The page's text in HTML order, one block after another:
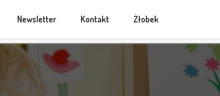
Newsletter Kontakt Żłobek